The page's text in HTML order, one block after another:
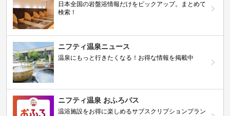
日本全国の岩盤浴情報だけをピックアップ。まとめて
検索！
ニフティ温泉ニュース
温泉にもっと行きたくなる！お得な情報を掲載中
ニフティ温泉 おふろパス
温浴施設をお得に楽しめるサブスクリプションプラン